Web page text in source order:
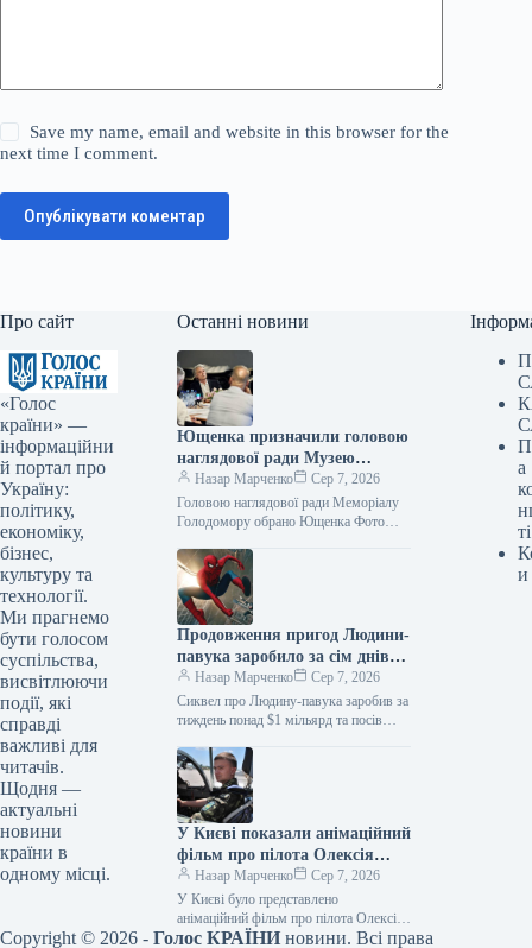
Save my name, email and website in this browser for the
next time I comment.
Опублікувати коментар
Про сайт
«Голос
країни» —
інформаційни
й портал про
Україну:
політику,
економіку,
бізнес,
культуру та
технології.
Ми прагнемо
бути голосом
суспільства,
висвітлюючи
події, які
справді
важливі для
читачів.
Щодня —
актуальні
новини
країни в
одному місці.
Останні новини
Ющенка призначили головою
наглядової ради Музею
Голодомору
Назар Марченко
Сер 7, 2026
Головою наглядової ради Меморіалу
Голодомору обрано Ющенка Фото
Наглядова рада Національного
меморіалу Голодомору-геноциду на
своєму першому пленарному…
Продовження пригод Людини-
павука заробило за сім днів
понад 1 мільярд доларів і
зайняло перше місце за
касовими зборами цього року
Назар Марченко
Сер 7, 2026
Сиквел про Людину-павука заробив за
тиждень понад $1 мільярд та посів
стрічок року 06.08.2026 10:28
Укрінформ…
У Києві показали анімаційний
фільм про пілота Олексія
«Мунфіша» Меся
Назар Марченко
Сер 7, 2026
У Києві було представлено
анімаційний фільм про пілота Олексія
«Мунфіша» Меся Відео 06.08.2026
а
ті
и
Copyright © 2026 - Голос КРАЇНИ новини. Всі права